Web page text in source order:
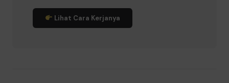
Lihat Cara Kerjanya